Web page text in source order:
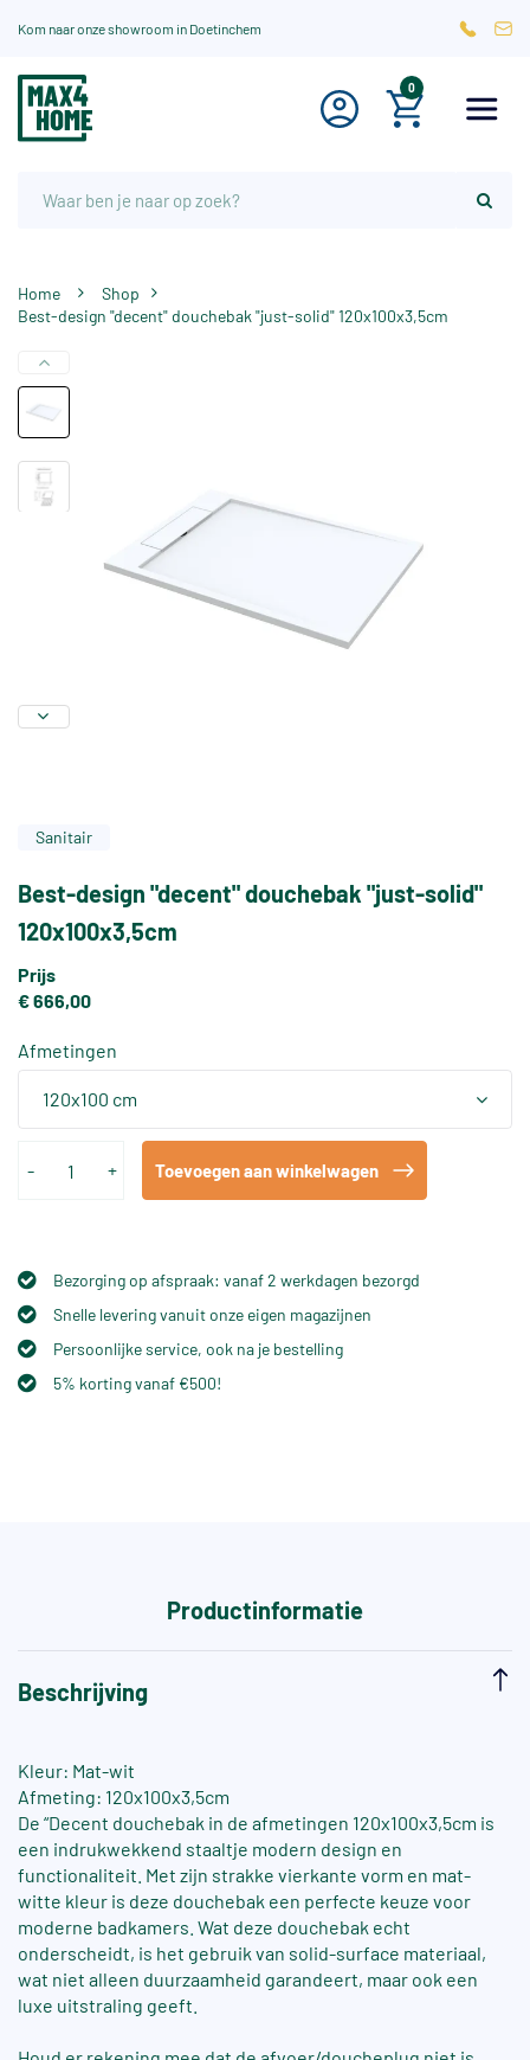
Kom naar onze showroom in Doetinchem
0
Home
Shop
Best-design "decent" douchebak "just-solid" 120x100x3,5cm
Sanitair
Best-design "decent" douchebak "just-solid"
120x100x3,5cm
Prijs
€ 666,00
Afmetingen
120x100 cm
- + Toevoegen aan winkelwagen
Bezorging op afspraak: vanaf 2 werkdagen bezorgd
Snelle levering vanuit onze eigen magazijnen
Persoonlijke service, ook na je bestelling
5% korting vanaf €500!
Productinformatie
Beschrijving
Kleur: Mat-wit
Afmeting: 120x100x3,5cm
De “Decent douchebak in de afmetingen 120x100x3,5cm is
een indrukwekkend staaltje modern design en
functionaliteit. Met zijn strakke vierkante vorm en mat-
witte kleur is deze douchebak een perfecte keuze voor
moderne badkamers. Wat deze douchebak echt
onderscheidt, is het gebruik van solid-surface materiaal,
wat niet alleen duurzaamheid garandeert, maar ook een
luxe uitstraling geeft.